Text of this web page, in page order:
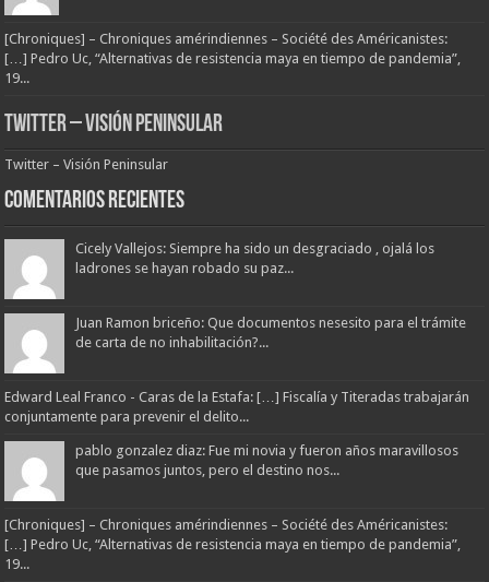
[Chroniques] – Chroniques amérindiennes – Société des Américanistes:
[…] Pedro Uc, “Alternativas de resistencia maya en tiempo de pandemia”,
19...
Twitter – Visión Peninsular
Twitter – Visión Peninsular
Comentarios Recientes
Cicely Vallejos: Siempre ha sido un desgraciado , ojalá los
ladrones se hayan robado su paz...
Juan Ramon briceño: Que documentos nesesito para el trámite
de carta de no inhabilitación?...
Edward Leal Franco - Caras de la Estafa: […] Fiscalía y Titeradas trabajarán
conjuntamente para prevenir el delito...
pablo gonzalez diaz: Fue mi novia y fueron años maravillosos
que pasamos juntos, pero el destino nos...
[Chroniques] – Chroniques amérindiennes – Société des Américanistes:
[…] Pedro Uc, “Alternativas de resistencia maya en tiempo de pandemia”,
19...